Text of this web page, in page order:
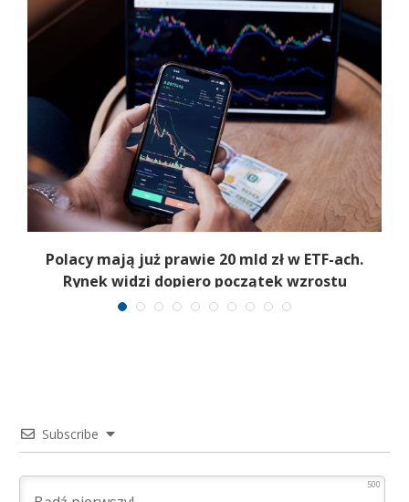
Polacy mają już prawie 20 mld zł w ETF-ach.
Rynek widzi dopiero początek wzrostu
Subscribe
500